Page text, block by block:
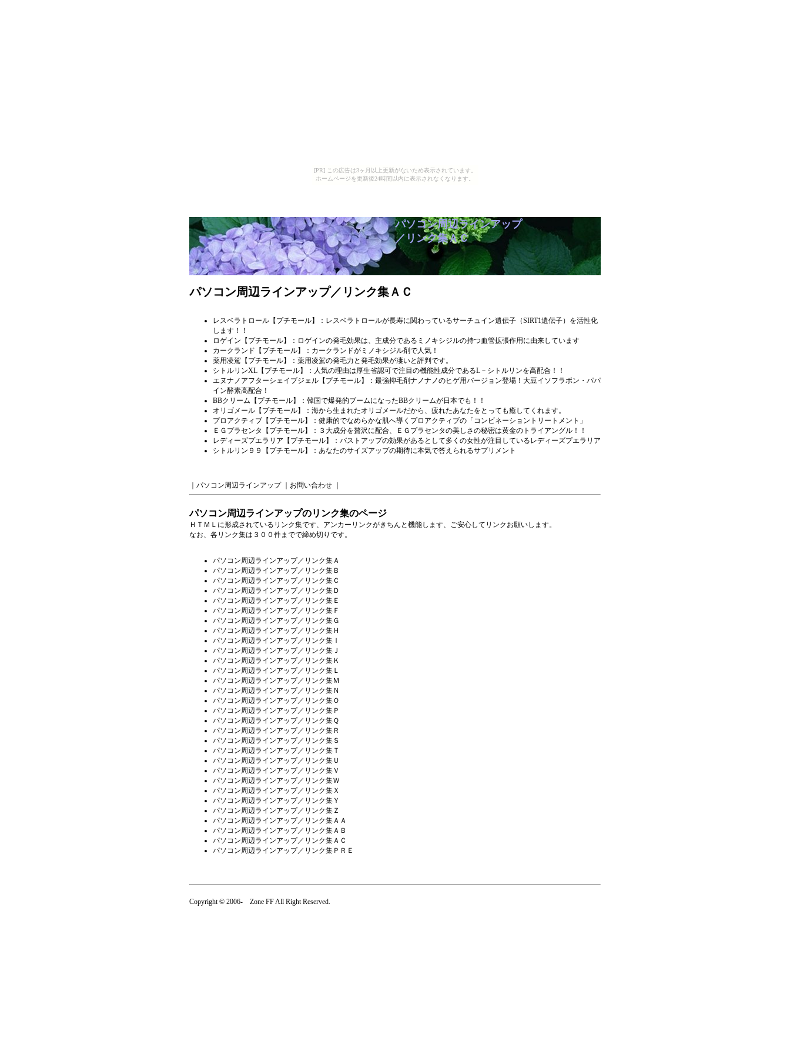
[PR] この広告は3ヶ月以上更新がないため表示されています。
ホームページを更新後24時間以内に表示されなくなります。
パソコン周辺ラインアップ
／リンク集ＡＣ
パソコン周辺ラインアップ／リンク集ＡＣ
レスベラトロール 【プチモール】：レスベラトロールが長寿に関わっているサーチュイン遺伝子（SIRT1遺伝子）を活性化
します！！
ロゲイン 【プチモール】：ロゲインの発毛効果は、主成分であるミノキシジルの持つ血管拡張作用に由来しています
カークランド 【プチモール】：カークランドがミノキシジル剤で人気！
薬用凌駕 【プチモール】：薬用凌駕の発毛力と発毛効果が凄いと評判です。
シトルリンXL 【プチモール】：人気の理由は厚生省認可で注目の機能性成分であるL－シトルリンを高配合！！
エヌナノアフターシェイブジェル 【プチモール】：最強抑毛剤ナノナノのヒゲ用バージョン登場！大豆イソフラボン・パパ
イン酵素高配合！
BBクリーム 【プチモール】：韓国で爆発的ブームになったBBクリームが日本でも！！
オリゴメール 【プチモール】：海から生まれたオリゴメールだから、疲れたあなたをとっても癒してくれます。
プロアクティブ 【プチモール】：健康的でなめらかな肌へ導くプロアクティブの「コンビネーショントリートメント」
ＥＧプラセンタ
【プチモール】：３大成分を贅沢に配合、ＥＧプラセンタの美しさの秘密は黄金のトライアングル！！
レディーズプエラリア 【プチモール】：バストアップの効果があるとして多くの女性が注目しているレディーズプエラリア
シトルリン９９
【プチモール】：あなたのサイズアップの期待に本気で答えられるサプリメント
パソコン周辺ラインアップ｜ お問い合わせ
パソコン周辺ラインアップのリンク集のページ
ＨＴＭＬに形成されているリンク集です、アンカーリンクがきちんと機能します、ご安心してリンクお願いします。
なお、各リンク集は３００件までで締め切りです。
パソコン周辺ラインアップ／リンク集Ａ
パソコン周辺ラインアップ／リンク集Ｂ
パソコン周辺ラインアップ／リンク集Ｃ
パソコン周辺ラインアップ／リンク集Ｄ
パソコン周辺ラインアップ／リンク集Ｅ
パソコン周辺ラインアップ／リンク集Ｆ
パソコン周辺ラインアップ／リンク集Ｇ
パソコン周辺ラインアップ／リンク集Ｈ
パソコン周辺ラインアップ／リンク集Ｉ
パソコン周辺ラインアップ／リンク集Ｊ
パソコン周辺ラインアップ／リンク集Ｋ
パソコン周辺ラインアップ／リンク集Ｌ
パソコン周辺ラインアップ／リンク集Ｍ
パソコン周辺ラインアップ／リンク集Ｎ
パソコン周辺ラインアップ／リンク集Ｏ
パソコン周辺ラインアップ／リンク集Ｐ
パソコン周辺ラインアップ／リンク集Ｑ
パソコン周辺ラインアップ／リンク集Ｒ
パソコン周辺ラインアップ／リンク集Ｓ
パソコン周辺ラインアップ／リンク集Ｔ
パソコン周辺ラインアップ／リンク集Ｕ
パソコン周辺ラインアップ／リンク集Ｖ
パソコン周辺ラインアップ／リンク集Ｗ
パソコン周辺ラインアップ／リンク集Ｘ
パソコン周辺ラインアップ／リンク集Ｙ
パソコン周辺ラインアップ／リンク集Ｚ
パソコン周辺ラインアップ／リンク集ＡＡ
パソコン周辺ラインアップ／リンク集ＡＢ
パソコン周辺ラインアップ／リンク集ＡＣ
パソコン周辺ラインアップ／リンク集ＰＲＥ
Copyright © 2006- Zone FF All Right Reserved.